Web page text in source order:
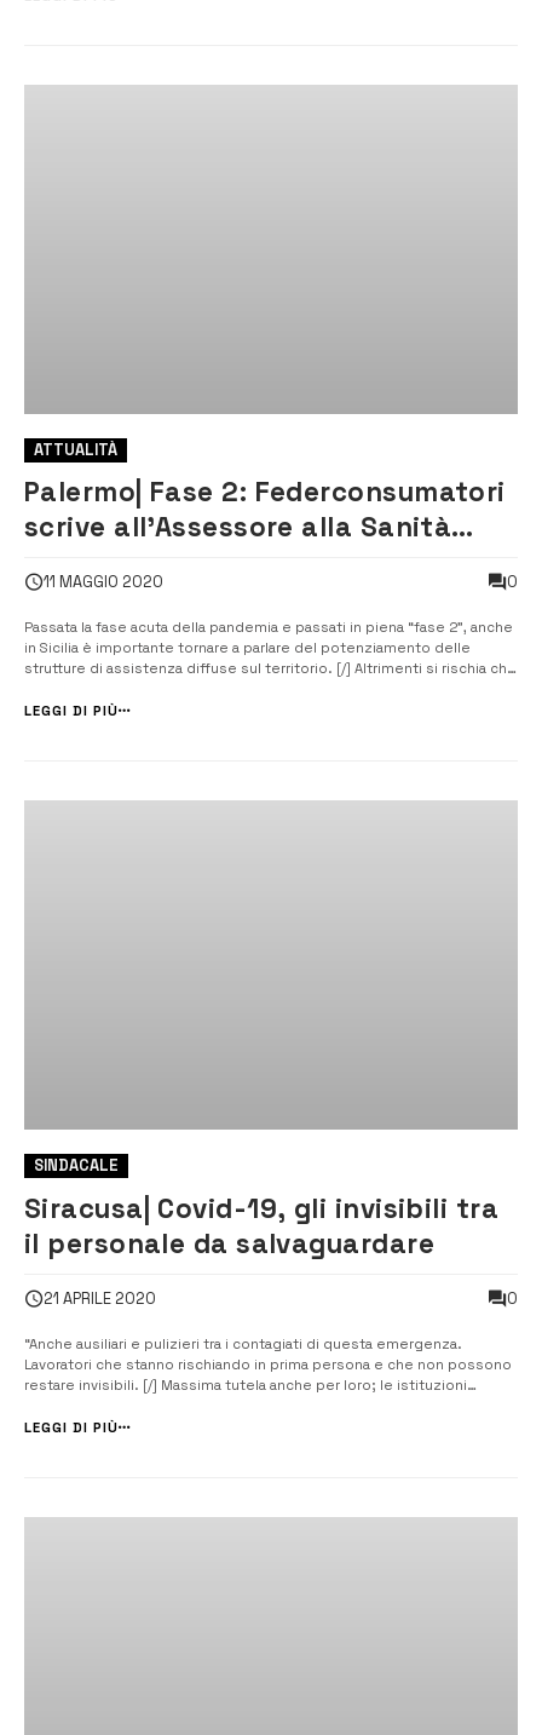
ATTUALITÀ
Palermo| Fase 2: Federconsumatori
scrive all’Assessore alla Sanità
11 MAGGIO 2020 0
Passata la fase acuta della pandemia e passati in piena “fase 2”, anche
in Sicilia è importante tornare a parlare del potenziamento delle
strutture di assistenza diffuse sul territorio. [/] Altrimenti si rischia che
Sicilia ha scritto all&#82...
LEGGI DI PIÙ
SINDACALE
Siracusa| Covid-19, gli invisibili tra
il personale da salvaguardare
21 APRILE 2020 0
“Anche ausiliari e pulizieri tra i contagiati di questa emergenza.
Lavoratori che stanno rischiando in prima persona e che non possono
restare invisibili. [/] Massima tutela anche per loro; le istituzioni
garantiscano corsie preferenziali per effettuare i tamponi e la
LEGGI DI PIÙ